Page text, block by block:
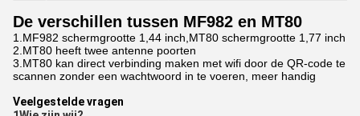
De verschillen tussen MF982 en MT80
1.MF982 schermgrootte 1,44 inch,MT80 schermgrootte 1,77 inch
2.MT80 heeft twee antenne poorten
3.MT80 kan direct verbinding maken met wifi door de QR-code te
scannen zonder een wachtwoord in te voeren, meer handig
Veelgestelde vragen